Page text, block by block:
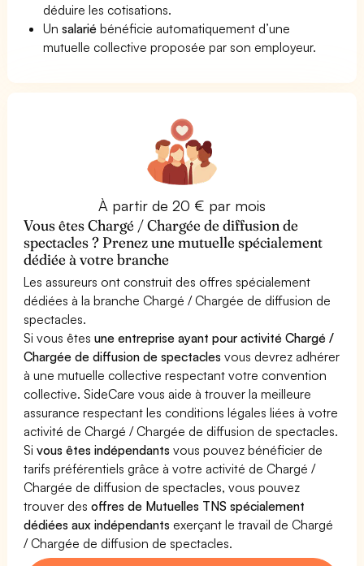
déduire les cotisations.
Unsalarié bénéficie automatiquement d’une
mutuelle collective proposée par son employeur.
À partir de 20 € par mois
Vous êtes Chargé / Chargée de diffusion de
spectacles ? Prenez une mutuelle spécialement
dédiée à votre branche
Les assureurs ont construit des offres spécialement
dédiées à la branche Chargé / Chargée de diffusion de
spectacles.
Si vous êtesune entreprise ayant pour activité Chargé /
Chargée de diffusion de spectacles vous devrez adhérer
à une mutuelle collective respectant votre convention
collective. SideCare vous aide à trouver la meilleure
assurance respectant les conditions légales liées à votre
activité de Chargé / Chargée de diffusion de spectacles.
Sivous êtes indépendants vous pouvez bénéficier de
tarifs préférentiels grâce à votre activité de Chargé /
Chargée de diffusion de spectacles, vous pouvez
trouver desoffres de Mutuelles TNS spécialement
dédiées aux indépendants exerçant le travail de Chargé
/ Chargée de diffusion de spectacles.